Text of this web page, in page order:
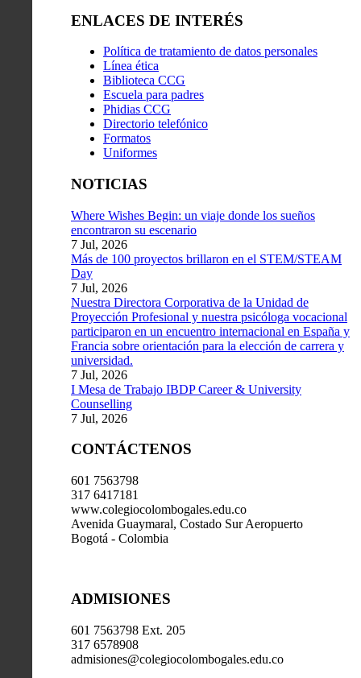
ENLACES DE INTERÉS
Política de tratamiento de datos personales
Línea ética
Biblioteca CCG
Escuela para padres
Phidias CCG
Directorio telefónico
Formatos
Uniformes
NOTICIAS
Where Wishes Begin: un viaje donde los sueños
encontraron su escenario
7 Jul, 2026
Más de 100 proyectos brillaron en el STEM/STEAM
Day
7 Jul, 2026
Nuestra Directora Corporativa de la Unidad de
Proyección Profesional y nuestra psicóloga vocacional
participaron en un encuentro internacional en España y
Francia sobre orientación para la elección de carrera y
universidad.
7 Jul, 2026
I Mesa de Trabajo IBDP Career & University
Counselling
7 Jul, 2026
CONTÁCTENOS
601 7563798
317 6417181
www.colegiocolombogales.edu.co
Avenida Guaymaral, Costado Sur Aeropuerto
Bogotá - Colombia
ADMISIONES
601 7563798 Ext. 205
317 6578908
admisiones@colegiocolombogales.edu.co